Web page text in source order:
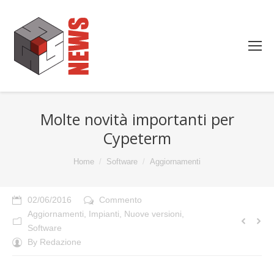
Molte novità importanti per
Cypeterm
Home Software Aggiornamenti
02/06/2016
Commento
Aggiornamenti
Impianti Nuove versioni
Software
By Redazione